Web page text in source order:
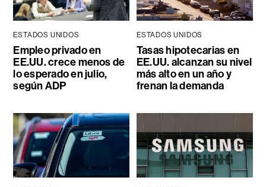
ESTADOS UNIDOS
Empleo privado en
EE.UU. crece menos de
lo esperado en julio,
según ADP
ESTADOS UNIDOS
Tasas hipotecarias en
EE.UU. alcanzan su nivel
más alto en un año y
frenan la demanda